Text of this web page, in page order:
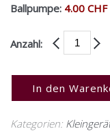
Ballpumpe: 4.00 CHF
Anzahl:
In den
Kategorien: